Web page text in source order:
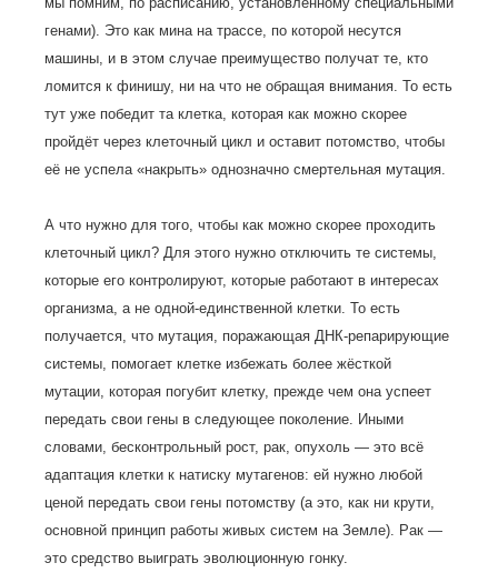
генами). Это как мина на трассе, по которой несутся
машины, и в этом случае преимущество получат те, кто
ломится к финишу, ни на что не обращая внимания. То есть
тут уже победит та клетка, которая как можно скорее
пройдёт через клеточный цикл и оставит потомство, чтобы
её не успела «накрыть» однозначно смертельная мутация.
А что нужно для того, чтобы как можно скорее проходить
клеточный цикл? Для этого нужно отключить те системы,
которые его контролируют, которые работают в интересах
организма, а не одной-единственной клетки. То есть
получается, что мутация, поражающая ДНК-репарирующие
системы, помогает клетке избежать более жёсткой
мутации, которая погубит клетку, прежде чем она успеет
передать свои гены в следующее поколение. Иными
словами, бесконтрольный рост, рак, опухоль — это всё
адаптация клетки к натиску мутагенов: ей нужно любой
ценой передать свои гены потомству (а это, как ни крути,
основной принцип работы живых систем на Земле). Рак —
это средство выиграть эволюционную гонку.